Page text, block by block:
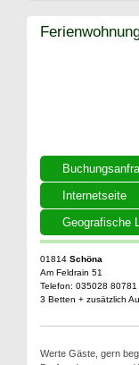
Internetseite
Geografische
01814 Schöna
Am Feldrain 51
Telefon: 035028 80781
3 Betten + zusätzlich
Werte Gäste, gern